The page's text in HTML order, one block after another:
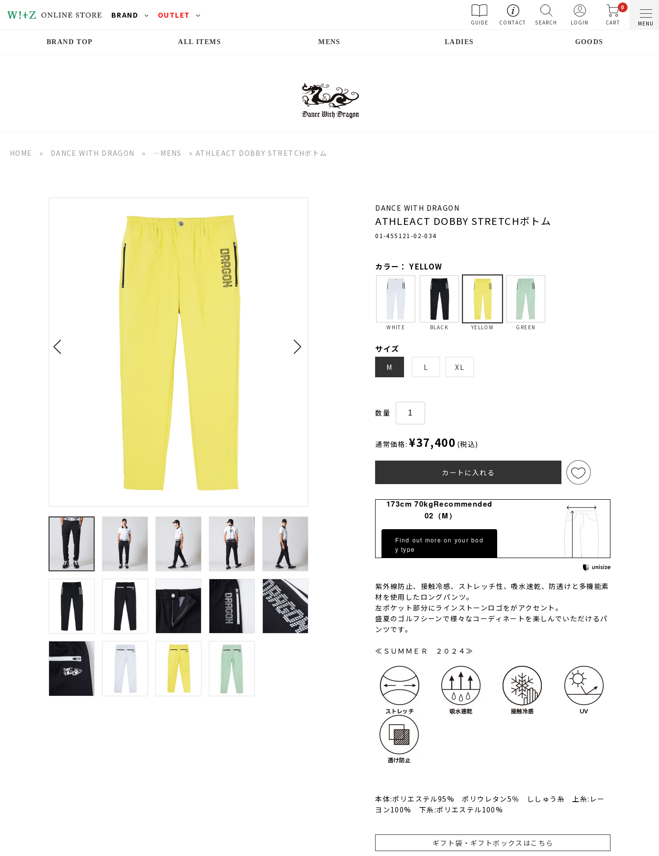
BRAND OUTLET
GUIDE CONTACT SEARCH LOGIN
0
CART MENU
BRAND TOP ALL ITEMS MENS LADIES GOODS
HOME » DANCE WITH DRAGON » ―MENS » ATHLEACT DOBBY STRETCHボトム
DANCE WITH DRAGON
ATHLEACT DOBBY STRETCHボトム
01-455121-02-034
カラー： YELLOW
WHITE BLACK YELLOW GREEN
サイズ
M L XL
数量
通常価格: ¥37,400 (税込)
カートに入れる
173cm 70kgRecommended
02（M）
Find out more on your bod
y type
紫外線防止、接触冷感、ストレッチ性、吸水速乾、防透けと多機能素
材を使用したロングパンツ。
左ポケット部分にラインストーンロゴをがアクセント。
盛夏のゴルフシーンで様々なコーディネートを楽しんでいただけるパ
ンツです。
≪ＳＵＭＭＥＲ ２０２４≫
本体:ポリエステル95% ポリウレタン5％ ししゅう糸 上糸:レー
ヨン100% 下糸:ポリエステル100%
ギフト袋・ギフトボックスはこちら